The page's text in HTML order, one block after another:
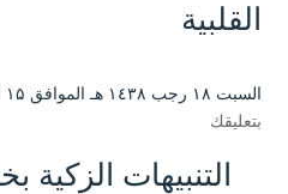
القلبية
السبت ۱۸ رجب ۱٤۳۸ هـ الموافق ۱۵ أبريل ۲۰۱۷ مـ |
بتعليقك
التنبيهات الزكية